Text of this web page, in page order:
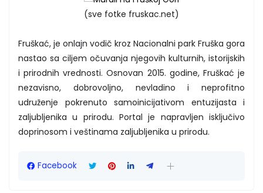
(sve fotke fruskac.net)
Fruškać, je onlajn vodič kroz Nacionalni park Fruška gora
nastao sa ciljem očuvanja njegovih kulturnih, istorijskih
i prirodnih vrednosti. Osnovan 2015. godine, Fruškać je
nezavisno, dobrovoljno, nevladino i neprofitno
udruženje pokrenuto samoinicijativom entuzijasta i
zaljubljenika u prirodu. Portal je napravljen isključivo
doprinosom i veštinama zaljubljenika u prirodu.
Facebook